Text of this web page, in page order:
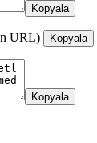
Kopyala
URL) Kopyala
Kopyala